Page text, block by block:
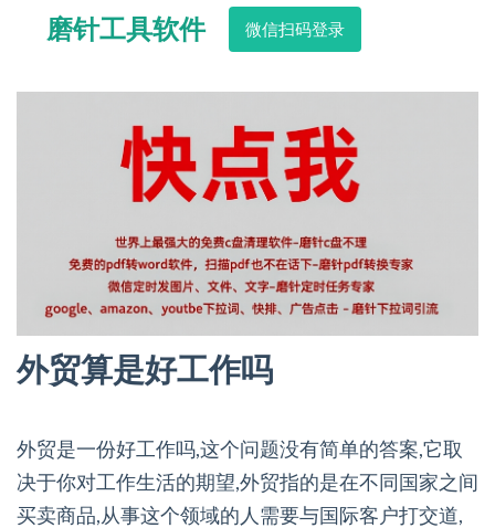
磨针工具软件 微信扫码登录
外贸算是好工作吗
外贸是一份好工作吗,这个问题没有简单的答案,它取
决于你对工作生活的期望,外贸指的是在不同国家之间
买卖商品,从事这个领域的人需要与国际客户打交道,